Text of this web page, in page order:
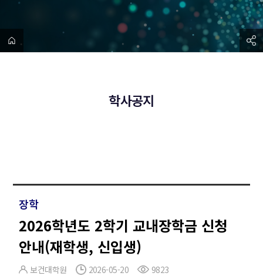
학사공지
장학
2026학년도 2학기 교내장학금 신청
안내(재학생, 신입생)
보건대학원 2026-05-20 9823